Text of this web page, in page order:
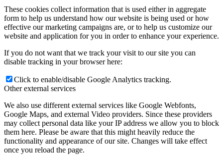
These cookies collect information that is used either in aggregate
form to help us understand how our website is being used or how
effective our marketing campaigns are, or to help us customize our
website and application for you in order to enhance your experience.
If you do not want that we track your visit to our site you can
disable tracking in your browser here:
Click to enable/disable Google Analytics tracking.
Other external services
We also use different external services like Google Webfonts,
Google Maps, and external Video providers. Since these providers
may collect personal data like your IP address we allow you to block
them here. Please be aware that this might heavily reduce the
functionality and appearance of our site. Changes will take effect
once you reload the page.